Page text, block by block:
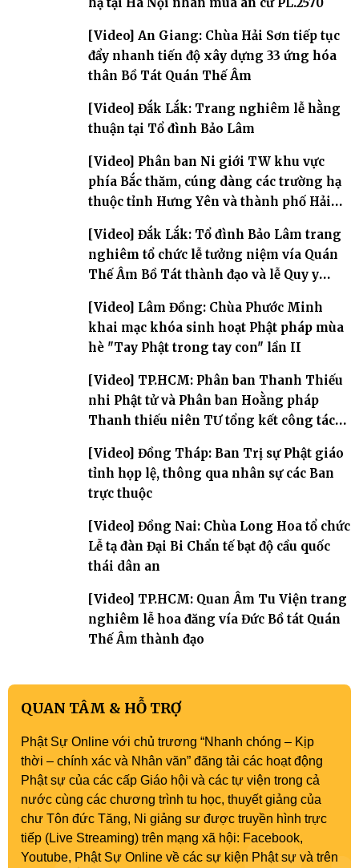
[Video] An Giang: Chùa Hải Sơn tiếp tục
đẩy nhanh tiến độ xây dựng 33 ứng hóa
thân Bồ Tát Quán Thế Âm
[Video] Đắk Lắk: Trang nghiêm lễ hằng
thuận tại Tổ đình Bảo Lâm
[Video] Phân ban Ni giới TW khu vực
phía Bắc thăm, cúng dàng các trường hạ
thuộc tỉnh Hưng Yên và thành phố Hải
[Video] Đắk Lắk: Tổ đình Bảo Lâm trang
nghiêm tổ chức lễ tưởng niệm vía Quán
Thế Âm Bồ Tát thành đạo và lễ Quy y
[Video] Lâm Đồng: Chùa Phước Minh
khai mạc khóa sinh hoạt Phật pháp mùa
hè "Tay Phật trong tay con" lần II
[Video] TP.HCM: Phân ban Thanh Thiếu
nhi Phật tử và Phân ban Hoằng pháp
Thanh thiếu niên TƯ tổng kết công tác
[Video] Đồng Tháp: Ban Trị sự Phật giáo
tỉnh họp lệ, thông qua nhân sự các Ban
trực thuộc
[Video] Đồng Nai: Chùa Long Hoa tổ chức
Lễ tạ đàn Đại Bi Chẩn tế bạt độ cầu quốc
thái dân an
[Video] TP.HCM: Quan Âm Tu Viện trang
nghiêm lễ hoa đăng vía Đức Bồ tát Quán
Thế Âm thành đạo
QUAN TÂM & HỖ TRỢ
Phật Sự Online với chủ trương “Nhanh chóng – Kịp
thời – chính xác và Nhân văn” đăng tải các hoạt động
Phật sự của các cấp Giáo hội và các tự viện trong cả
nước cùng các chương trình tu học, thuyết giảng của
chư Tôn đức Tăng, Ni giảng sư được truyền hình trực
tiếp (Live Streaming) trên mạng xã hội: Facebook,
Youtube, Phật Sự Online về các sự kiện Phật sự và trên